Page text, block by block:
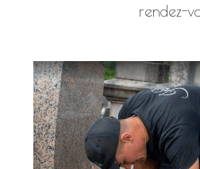
rendez-